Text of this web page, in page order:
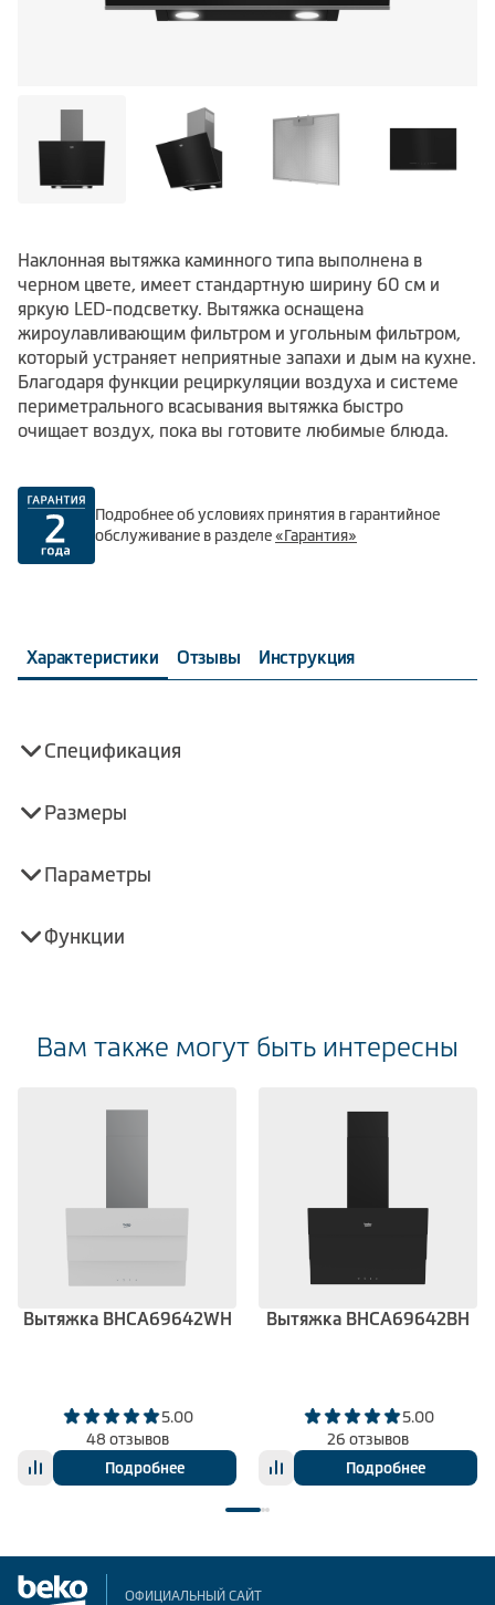
Наклонная вытяжка каминного типа выполнена в
черном цвете, имеет стандартную ширину 60 см и
яркую LED-подсветку. Вытяжка оснащена
жироулавливающим фильтром и угольным фильтром,
который устраняет неприятные запахи и дым на кухне.
Благодаря функции рециркуляции воздуха и системе
периметрального всасывания вытяжка быстро
очищает воздух, пока вы готовите любимые блюда.
Подробнее об условиях принятия в гарантийное
обслуживание в разделе«Гарантия»
Характеристики Отзывы Инструкция
Спецификация
Размеры
Параметры
Функции
Вам также могут быть интересны
Вытяжка BHCA69642WH
5.00
48 отзывов
Подробнее
Вытяжка BHCA69642BH
5.00
26 отзывов
Подробнее
ОФИЦИАЛЬНЫЙ САЙТ